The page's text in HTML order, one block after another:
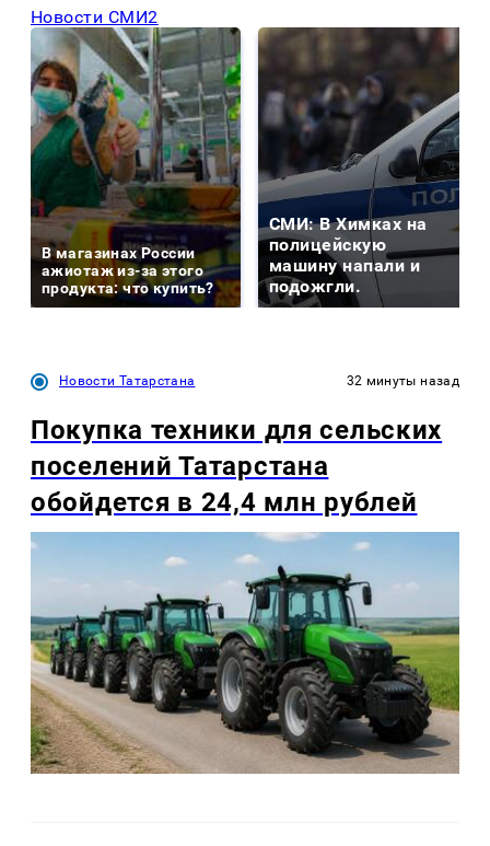
Новости СМИ2
В магазинах России
ажиотаж из-за этого
продукта: что купить?
СМИ: В Химках на
полицейскую
машину напали и
подожгли.
Новости Татарстана 32 минуты назад
Покупка техники для сельских
поселений Татарстана
обойдется в 24,4 млн рублей